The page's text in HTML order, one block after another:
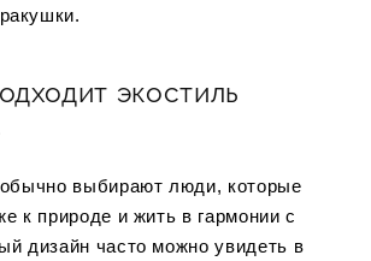
экостиль
обычно выбирают люди, которые
к природе и жить в гармонии с
дизайн часто можно увидеть в